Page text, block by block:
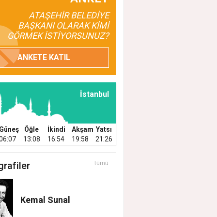
ATAŞEHİR BELEDİYE
BAŞKANI OLARAK KİMİ
GÖRMEK İSTİYORSUNUZ?
ANKETE KATIL
İstanbul
Güneş Öğle İkindi Akşam Yatsı
13:08 16:54 19:58 21:26
tümü
Kemal Sunal